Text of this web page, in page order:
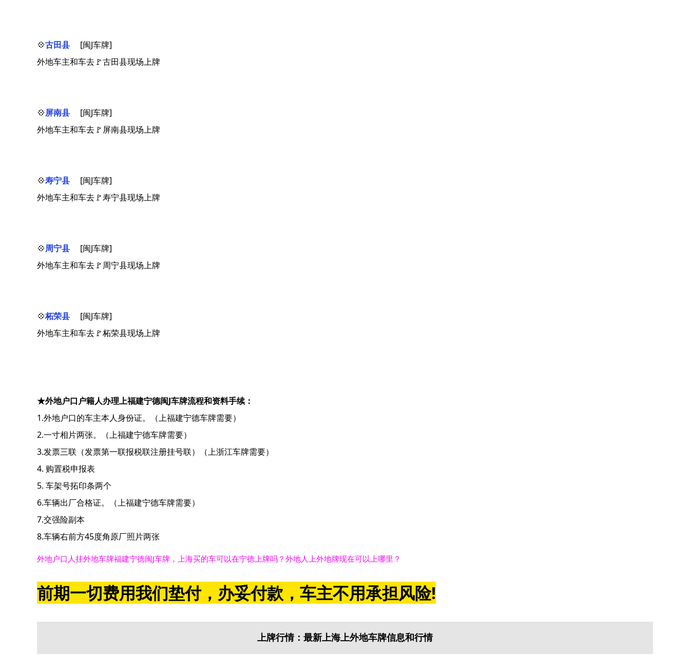
💠古田县
[闽J车牌]
外地车主和车去🚩古田县现场上牌
💠屏南县
[闽J车牌]
外地车主和车去🚩屏南县现场上牌
💠寿宁县
[闽J车牌]
外地车主和车去🚩寿宁县现场上牌
💠周宁县
[闽J车牌]
外地车主和车去🚩周宁县现场上牌
💠柘荣县
[闽J车牌]
外地车主和车去🚩柘荣县现场上牌
★外地户口户籍人办理上福建宁德闽J车牌流程和资料手续：
1.外地户口的车主本人身份证。（上福建宁德车牌需要）
2.一寸相片两张。（上福建宁德车牌需要）
3.发票三联（发票第一联报税联注册挂号联）（上浙江车牌需要）
4. 购置税申报表
5. 车架号拓印条两个
6.车辆出厂合格证。（上福建宁德车牌需要）
7.交强险副本
8.车辆右前方45度角原厂照片两张
外地户口人挂外地车牌福建宁德闽J车牌，上海买的车可以在宁德上牌吗？外地人上外地牌现在可以上哪里？
前期一切费用我们垫付，办妥付款，车主不用承担风险!
上牌行情：最新上海上外地车牌信息和行情